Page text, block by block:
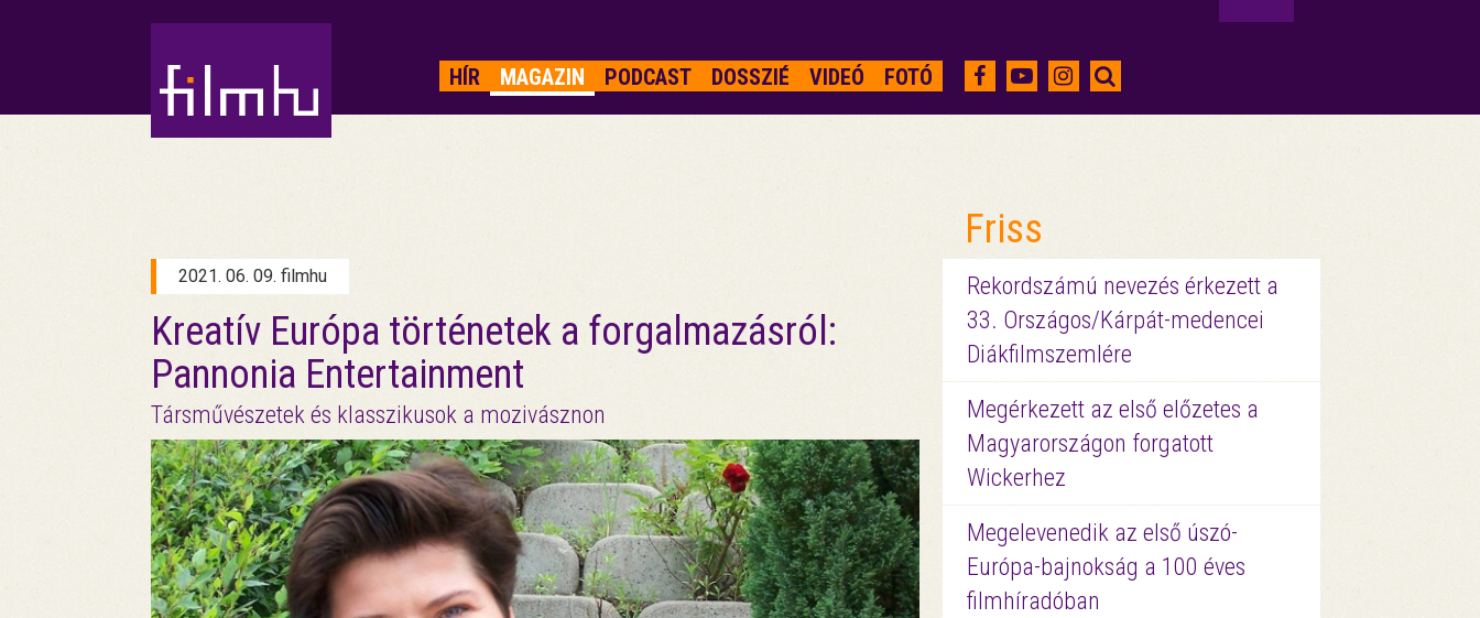
HÍR MAGAZIN PODCAST DOSSZIÉ VIDEÓ FOTÓ
2021. 06. 09. filmhu
Kreatív Európa történetek a forgalmazásról:
Pannonia Entertainment
Társművészetek és klasszikusok a mozivásznon
Friss
Rekordszámú nevezés érkezett a
33. Országos/Kárpát-medencei
Diákfilmszemlére
Megérkezett az első előzetes a
Magyarországon forgatott
Wickerhez
Megelevenedik az első úszó-
Európa-bajnokság a 100 éves
filmhíradóban